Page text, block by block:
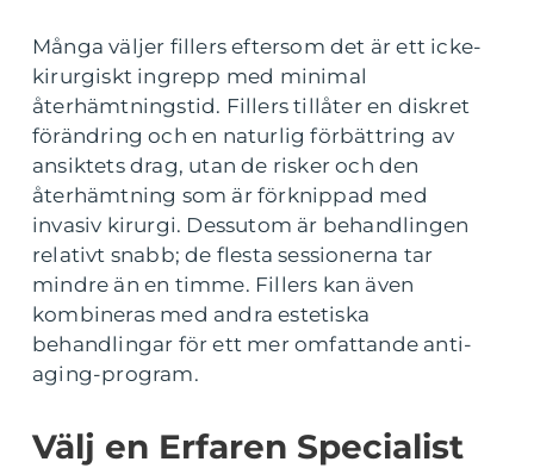
Många väljer fillers eftersom det är ett icke-
kirurgiskt ingrepp med minimal
återhämtningstid. Fillers tillåter en diskret
förändring och en naturlig förbättring av
ansiktets drag, utan de risker och den
återhämtning som är förknippad med
invasiv kirurgi. Dessutom är behandlingen
relativt snabb; de flesta sessionerna tar
mindre än en timme. Fillers kan även
kombineras med andra estetiska
behandlingar för ett mer omfattande anti-
aging-program.
Välj en Erfaren Specialist